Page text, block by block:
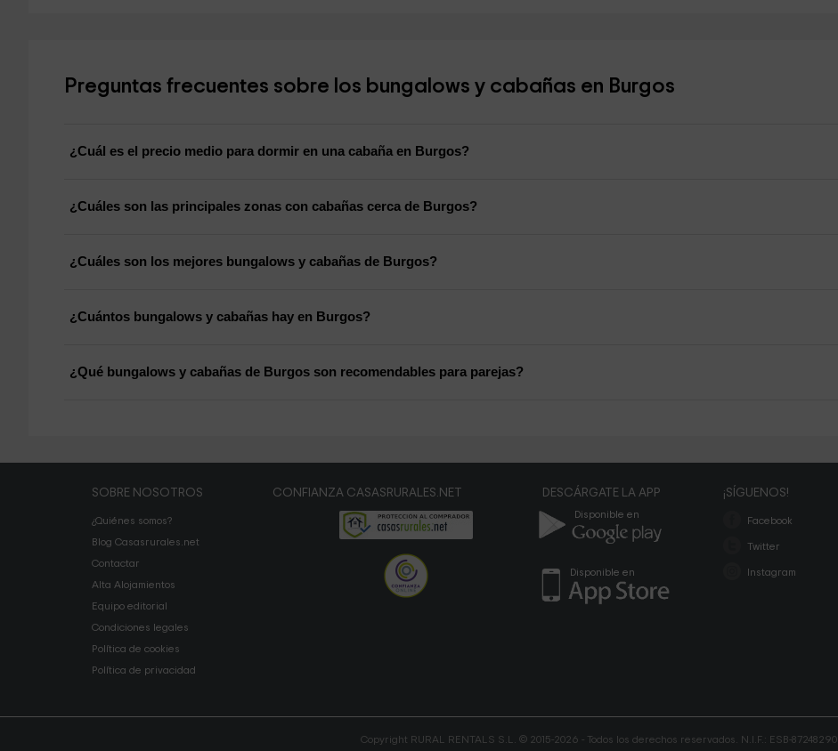
Preguntas frecuentes sobre los bungalows y cabañas en Burgos
¿Cuál es el precio medio para dormir en una cabaña en Burgos?
¿Cuáles son las principales zonas con cabañas cerca de Burgos?
¿Cuáles son los mejores bungalows y cabañas de Burgos?
¿Cuántos bungalows y cabañas hay en Burgos?
¿Qué bungalows y cabañas de Burgos son recomendables para parejas?
SOBRE NOSOTROS
¿Quiénes somos?
Blog Casasrurales.net
Contactar
Alta Alojamientos
Equipo editorial
Condiciones legales
Política de cookies
Política de privacidad
CONFIANZA CASASRURALES.NET DESCÁRGATE LA APP
Disponible en
Disponible en
¡SÍGUENOS!
Facebook
Twitter
Instagram
Copyright RURAL RENTALS S.L. © 2015-2026 - Todos los derechos reservados. N.I.F.: ESB-87248290